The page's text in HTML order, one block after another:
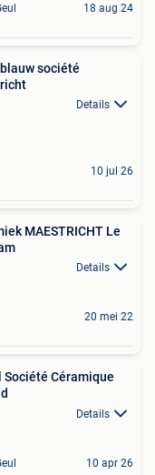
18 aug 24
société
Details
10 jul 26
MAESTRICHT Le
Details
20 mei 22
Céramique
Details
10 apr 26